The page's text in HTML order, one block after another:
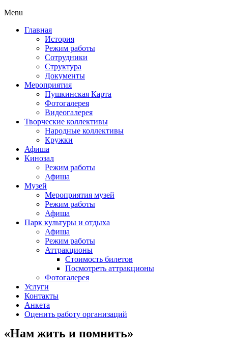
Menu
Главная
История
Режим работы
Сотрудники
Структура
Документы
Мероприятия
Пушкинская Карта
Фотогалерея
Видеогалерея
Творческие коллективы
Народные коллективы
Кружки
Афиша
Кинозал
Режим работы
Афиша
Музей
Мероприятия музей
Режим работы
Афиша
Парк культуры и отдыха
Афиша
Режим работы
Аттракционы
Стоимость билетов
Посмотреть аттракционы
Фотогалерея
Услуги
Контакты
Анкета
Оценить работу организаций
«Нам жить и помнить»